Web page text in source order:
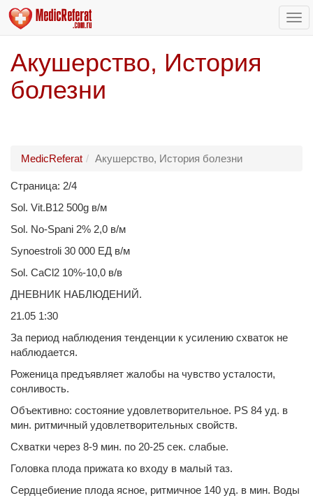
Акушерство, История
болезни
MedicReferat Акушерство, История болезни
Страница: 2/4
Sol. Vit.B12 500g в/м
Sol. No-Spani 2% 2,0 в/м
Synoestroli 30 000 ЕД в/м
Sol. CaCl2 10%-10,0 в/в
ДНЕВНИК НАБЛЮДЕНИЙ.
21.05 1:30
За период наблюдения тенденции к усилению схваток не
наблюдается.
Роженица предъявляет жалобы на чувство усталости,
сонливость.
Объективно: состояние удовлетворительное. PS 84 уд. в
мин. ритмичный удовлетворительных свойств.
Схватки через 8-9 мин. по 20-25 сек. слабые.
Головка плода прижата ко входу в малый таз.
Сердцебиение плода ясное, ритмичное 140 уд. в мин. Воды